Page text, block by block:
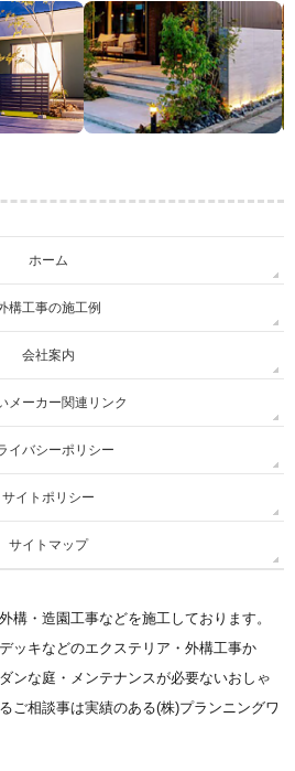
ホーム
構工事の施工例
会社案内
メーカー関連リンク
イバシーポリシー
サイトポリシー
サイトマップ
構・造園工事などを施工しております。
ッキなどのエクステリア・外構工事か
ンな庭・メンテナンスが必要ないおしゃ
ご相談事は実績のある(株)プランニングワ